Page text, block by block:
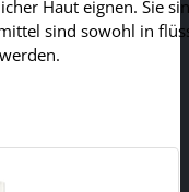
Haut eignen. Sie
sind sowohl in